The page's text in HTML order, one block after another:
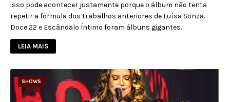
isso pode acontecer justamente porque o álbum não tenta
repetir a fórmula dos trabalhos anteriores de Luísa Sonza.
Doce 22 e Escândalo Íntimo foram álbuns gigantes…
LEIA MAIS
SHOWS